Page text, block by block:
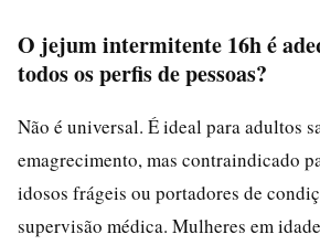
O jejum intermitente 16h é
todos os perfis de pessoas?
Não é universal. É ideal para adultos
emagrecimento, mas contraindicado
idosos frágeis ou portadores de
supervisão médica. Mulheres em